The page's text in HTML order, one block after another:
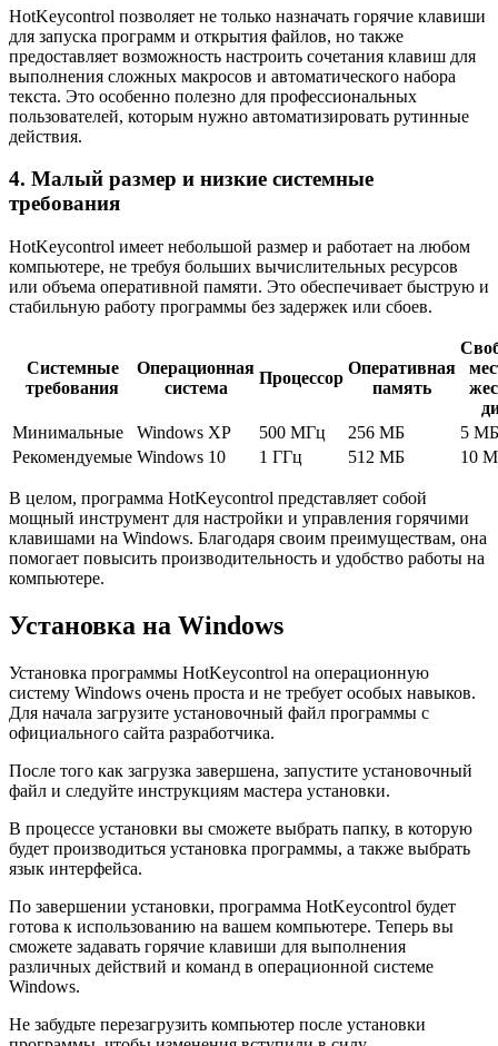
HotKeycontrol позволяет не только назначать горячие клавиши
для запуска программ и открытия файлов, но также
предоставляет возможность настроить сочетания клавиш для
выполнения сложных макросов и автоматического набора
текста. Это особенно полезно для профессиональных
пользователей, которым нужно автоматизировать рутинные
действия.
4. Малый размер и низкие системные
требования
HotKeycontrol имеет небольшой размер и работает на любом
компьютере, не требуя больших вычислительных ресурсов
или объема оперативной памяти. Это обеспечивает быструю и
стабильную работу программы без задержек или сбоев.
Системные
требования
Операционная
система
Процессор
Оперативная
память
Минимальные
Windows XP 500 МГц 256 МБ
5 МБ
Рекомендуемые Windows 10 1 ГГц 512 МБ 10
В целом, программа HotKeycontrol представляет собой
мощный инструмент для настройки и управления горячими
клавишами на Windows. Благодаря своим преимуществам, она
помогает повысить производительность и удобство работы на
компьютере.
Установка на Windows
Установка программы HotKeycontrol на операционную
систему Windows очень проста и не требует особых навыков.
Для начала загрузите установочный файл программы с
официального сайта разработчика.
После того как загрузка завершена, запустите установочный
файл и следуйте инструкциям мастера установки.
В процессе установки вы сможете выбрать папку, в которую
будет производиться установка программы, а также выбрать
язык интерфейса.
По завершении установки, программа HotKeycontrol будет
готова к использованию на вашем компьютере. Теперь вы
сможете задавать горячие клавиши для выполнения
различных действий и команд в операционной системе
Windows.
Не забудьте перезагрузить компьютер после установки